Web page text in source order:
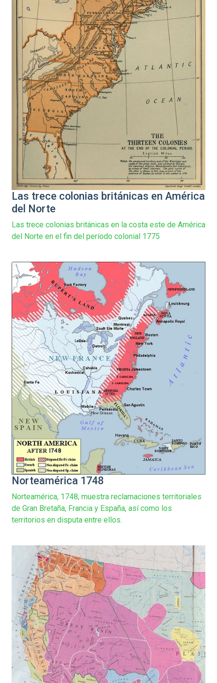
Las trece colonias británicas en América
del Norte
Las trece colonias británicas en la costa este de América
del Norte en el fin del período colonial 1775
Norteamérica 1748
Norteamérica, 1748, muestra reclamaciones territoriales
de Gran Bretaña, Francia y España, así como los
territorios en disputa entre ellos.